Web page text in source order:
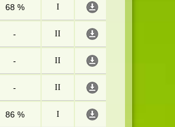
68 % I
- II
- II
- II
86 % I